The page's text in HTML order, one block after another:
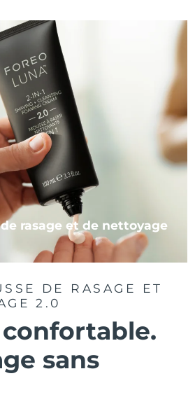
rasage et de nettoyage
DE RASAGE ET
2.0
confortable.
sans